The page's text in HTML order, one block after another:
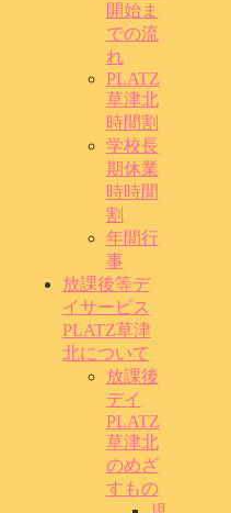
開始ま
での流
れ
PLATZ
草津北
時間割
学校長
期休業
時時間
割
年間行
事
放課後等デ
イサービス
PLATZ草津
北について
放課後
デイ
PLATZ
草津北
のめざ
すもの